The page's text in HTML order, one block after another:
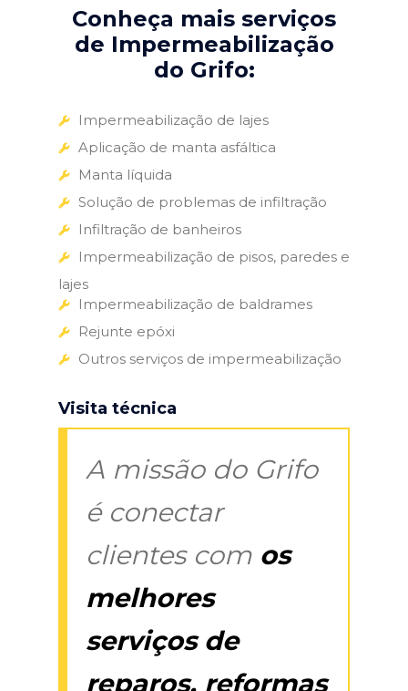
Conheça mais serviços
de Impermeabilização
do Grifo:
Impermeabilização de lajes
Aplicação de manta asfáltica
Manta líquida
Solução de problemas de infiltração
Infiltração de banheiros
Impermeabilização de pisos, paredes e
lajes
Impermeabilização de baldrames
Rejunte epóxi
Outros serviços de impermeabilização
Visita técnica
A missão do Grifo
é conectar
clientes com os
melhores
serviços de
reparos, reformas